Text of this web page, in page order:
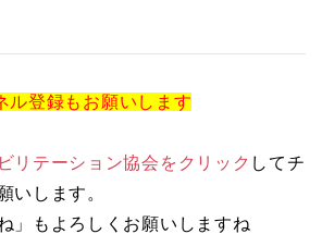
ル登録もお願いします
リテーション協会をクリック してチ
いします。
」もよろしくお願いしますね